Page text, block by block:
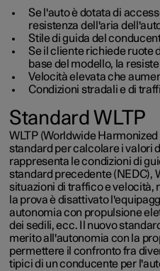
Se l'auto è dotata di
resistenza dell'aria
Stile di guida del
Se il cliente richiede ruote
base del modello, la
Velocità elevata che
Condizioni stradali e di
Standard WLTP
WLTP (Worldwide
standard per calcolare i valori
rappresenta le condizioni di
standard precedente (NEDC),
situazioni di traffico e velocità,
la prova è disattivato
autonomia con propulsione
dei sedili, ecc. Il nuovo
merito all'autonomia con la
permettere il confronto fra
tipici di un conducente per